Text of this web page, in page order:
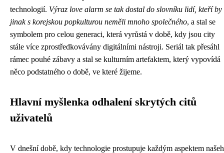
technologií. Výraz love alarm se tak dostal do slovníku lidí, kteří by
jinak s korejskou popkulturou neměli mnoho společného, a stal se
symbolem pro celou generaci, která vyrůstá v době, kdy jsou city
stále více zprostředkovávány digitálními nástroji. Seriál tak přesáhl
rámec pouhé zábavy a stal se kulturním artefaktem, který vypovídá
něco podstatného o době, ve které žijeme.
Hlavní myšlenka odhalení skrytých citů
uživatelů
V dnešní době, kdy technologie prostupuje každým aspektem